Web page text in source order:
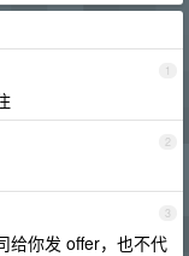
1
2
3
给你发 offer，也不代